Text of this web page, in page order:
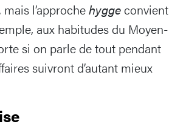
l’approchehyggeconvient
aux habitudes du Moyen-
si on parle de tout pendant
suivront d’autant mieux